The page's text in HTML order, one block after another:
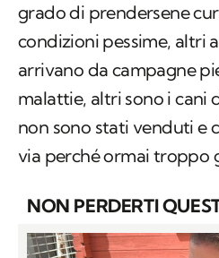
grado di prendersene
condizioni pessime, altri
arrivano da campagne
malattie, altri sono i cani
non sono stati venduti e
via perché ormai troppo
NON PERDERTI